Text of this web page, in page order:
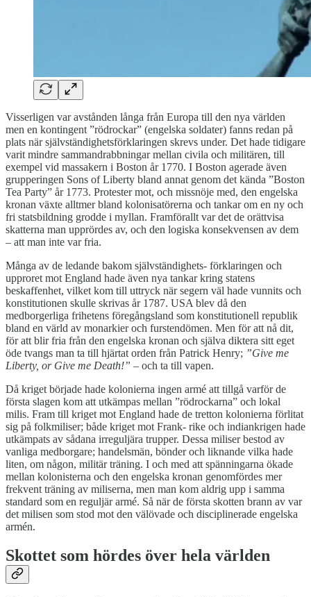
Visserligen var avstånden långa från Europa till den nya världen
men en kontingent ”rödrockar” (engelska soldater) fanns redan på
plats när självständighetsförklaringen skrevs under. Det hade tidigare
varit mindre sammandrabbningar mellan civila och militären, till
exempel vid massakern i Boston år 1770. I Boston agerade även
grupperingen Sons of Liberty bland annat genom det kända ”Boston
Tea Party” år 1773. Protester mot, och missnöje med, den engelska
kronan växte alltmer bland kolonisatörerna och tankar om en ny och
fri statsbildning grodde i myllan. Framförallt var det de orättvisa
skatterna man upprördes av, och den logiska konsekvensen av dem
– att man inte var fria.
Många av de ledande bakom självständighets- förklaringen och
upproret mot England hade även nya tankar kring statens
beskaffenhet, vilket kom till uttryck när segern väl hade vunnits och
konstitutionen skulle skrivas år 1787. USA blev då den
medborgerliga frihetens föregångsland som konstitutionell republik
bland en värld av monarkier och furstendömen. Men för att nå dit,
för att blir fria från den engelska kronan och själva diktera sitt eget
öde tvangs man ta till hjärtat orden från Patrick Henry; ”Give me
Liberty, or Give me Death!” – och ta till vapen.
Då kriget började hade kolonierna ingen armé att tillgå varför de
första slagen kom att utkämpas mellan ”rödrockarna” och lokal
milis. Fram till kriget mot England hade de tretton kolonierna förlitat
sig på folkmiliser; både kriget mot Frank- rike och indiankrigen hade
utkämpats av sådana irreguljära trupper. Dessa miliser bestod av
vanliga medborgare; handelsmän, bönder och liknande vilka hade
liten, om någon, militär träning. I och med att spänningarna ökade
mellan kolonisterna och den engelska kronan genomfördes mer
frekvent träning av miliserna, men man kom aldrig upp i samma
standard som en reguljär armé. Så när de första skotten brann av var
det milisen som stod mot den välövade och disciplinerade engelska
armén.
Skottet som hördes över hela världen